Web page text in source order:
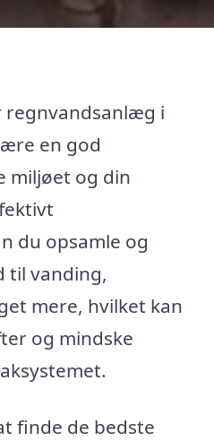
regnvandsanlæg i
en god
miljøet og din
du opsamle og
til vanding,
mere, hvilket kan
og mindske
finde de bedste